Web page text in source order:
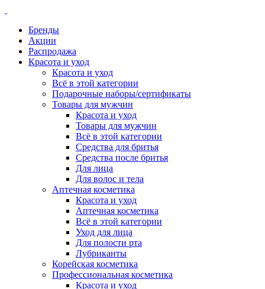
Бренды
Акции
Распродажа
Красота и уход
Красота и уход
Всё в этой категории
Подарочные наборы/сертификаты
Товары для мужчин
Красота и уход
Товары для мужчин
Всё в этой категории
Средства для бритья
Средства после бритья
Для лица
Для волос и тела
Аптечная косметика
Красота и уход
Аптечная косметика
Всё в этой категории
Уход для лица
Для полости рта
Лубриканты
Корейская косметика
Профессиональная косметика
Красота и уход